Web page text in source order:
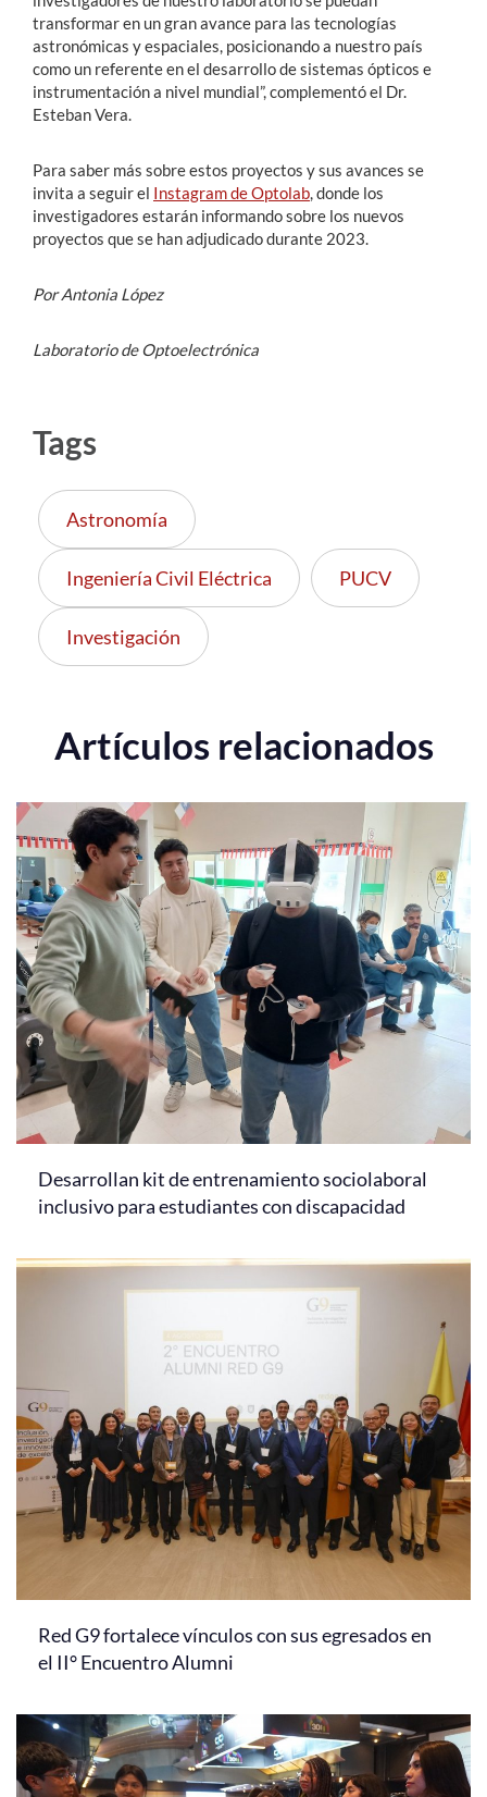
transformar en un gran avance para las tecnologías
astronómicas y espaciales, posicionando a nuestro país
como un referente en el desarrollo de sistemas ópticos e
instrumentación a nivel mundial”, complementó el Dr.
Esteban Vera.
Para saber más sobre estos proyectos y sus avances se
invita a seguir el Instagram de Optolab , donde los
investigadores estarán informando sobre los nuevos
proyectos que se han adjudicado durante 2023.
Por Antonia López
Laboratorio de Optoelectrónica
Tags
Astronomía
Ingeniería Civil Eléctrica PUCV
Investigación
Artículos relacionados
Desarrollan kit de entrenamiento sociolaboral
inclusivo para estudiantes con discapacidad
Red G9 fortalece vínculos con sus egresados en
el II° Encuentro Alumni